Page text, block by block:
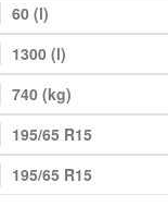
60 (l)
1300 (l)
740 (kg)
195/65 R15
195/65 R15